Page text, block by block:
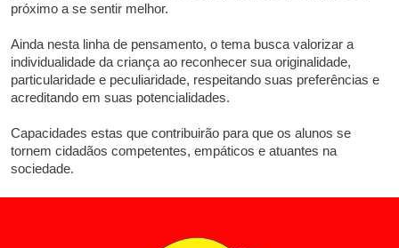
próximo a se sentir melhor.
Ainda nesta linha de pensamento, o tema busca valorizar a
individualidade da criança ao reconhecer sua originalidade,
particularidade e peculiaridade, respeitando suas preferências e
acreditando em suas potencialidades.
Capacidades estas que contribuirão para que os alunos se
tornem cidadãos competentes, empáticos e atuantes na
sociedade.